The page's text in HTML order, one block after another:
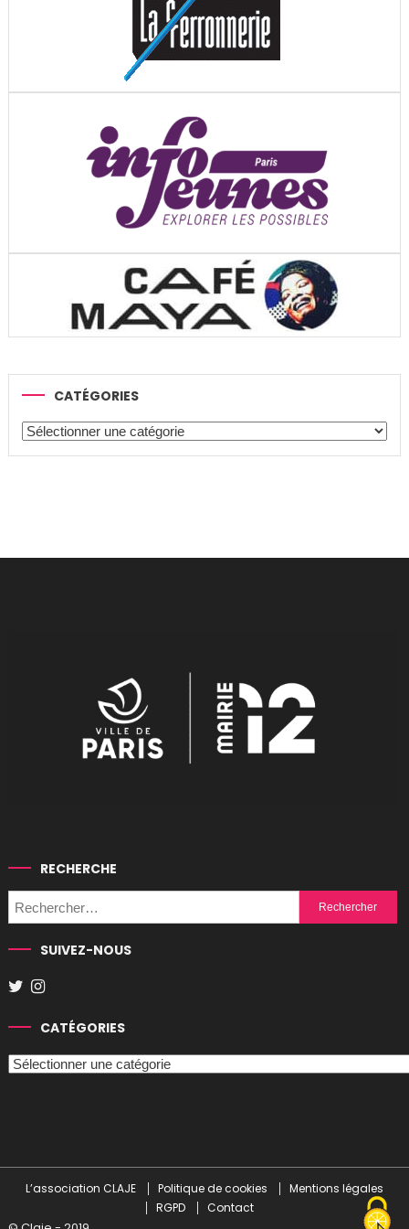
CATÉGORIES
Catégories
RECHERCHE
Rechercher :
SUIVEZ-NOUS
CATÉGORIES
Catégories
L’association CLAJE Politique de cookies
Mentions légales
RGPD
Contact